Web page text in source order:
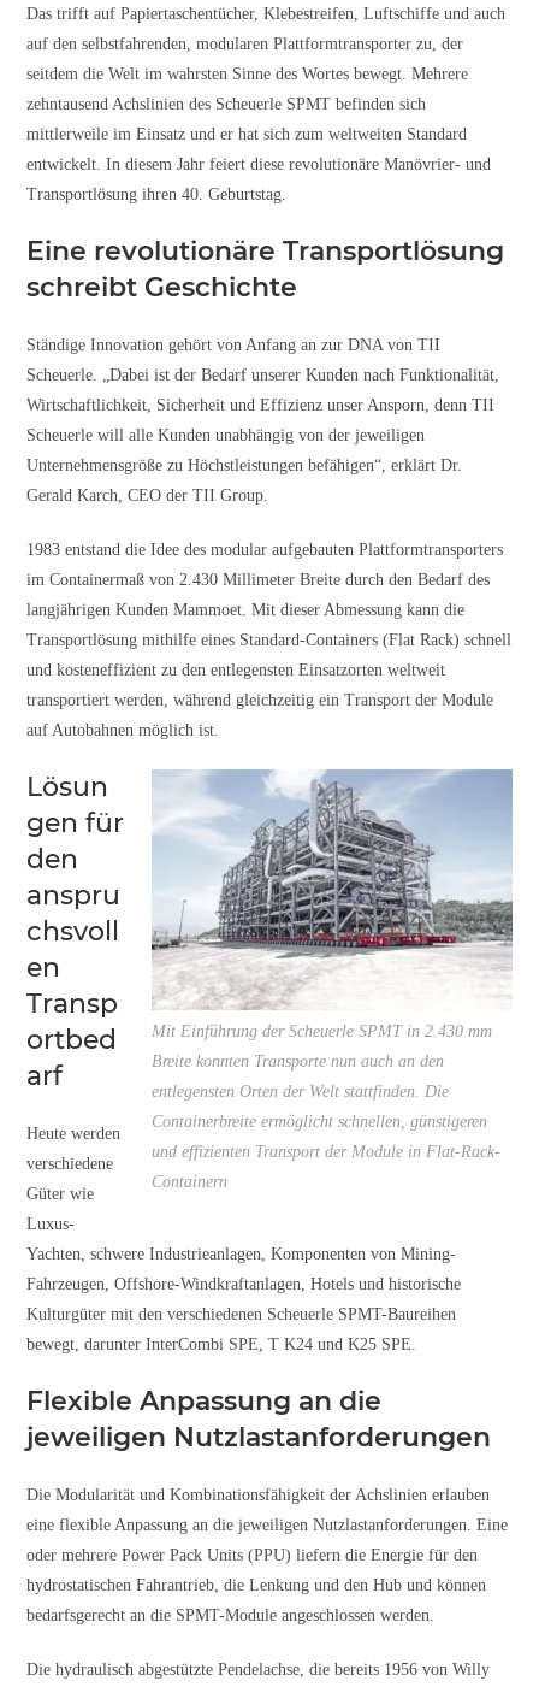
Das trifft auf Papiertaschentücher, Klebestreifen, Luftschiffe und auch
auf den selbstfahrenden, modularen Plattformtransporter zu, der
seitdem die Welt im wahrsten Sinne des Wortes bewegt. Mehrere
zehntausend Achslinien des Scheuerle SPMT befinden sich
mittlerweile im Einsatz und er hat sich zum weltweiten Standard
entwickelt. In diesem Jahr feiert diese revolutionäre Manövrier- und
Transportlösung ihren 40. Geburtstag.
Eine revolutionäre Transportlösung
schreibt Geschichte
Ständige Innovation gehört von Anfang an zur DNA von TII
Scheuerle. „Dabei ist der Bedarf unserer Kunden nach Funktionalität,
Wirtschaftlichkeit, Sicherheit und Effizienz unser Ansporn, denn TII
Scheuerle will alle Kunden unabhängig von der jeweiligen
Unternehmensgröße zu Höchstleistungen befähigen“, erklärt Dr.
Gerald Karch, CEO der TII Group.
1983 entstand die Idee des modular aufgebauten Plattformtransporters
im Containermaß von 2.430 Millimeter Breite durch den Bedarf des
langjährigen Kunden Mammoet. Mit dieser Abmessung kann die
Transportlösung mithilfe eines Standard-Containers (Flat Rack) schnell
und kosteneffizient zu den entlegensten Einsatzorten weltweit
transportiert werden, während gleichzeitig ein Transport der Module
auf Autobahnen möglich ist.
Mit Einführung der Scheuerle SPMT in 2.430 mm
Breite konnten Transporte nun auch an den
entlegensten Orten der Welt stattfinden. Die
Containerbreite ermöglicht schnellen, günstigeren
und effizienten Transport der Module in Flat-Rack-
Containern
Lösun
gen für
den
anspru
chsvoll
en
Transp
ortbed
arf
Heute werden
verschiedene
Güter wie
Luxus-
Yachten, schwere Industrieanlagen, Komponenten von Mining-
Fahrzeugen, Offshore-Windkraftanlagen, Hotels und historische
Kulturgüter mit den verschiedenen Scheuerle SPMT-Baureihen
bewegt, darunter InterCombi SPE, T K24 und K25 SPE.
Flexible Anpassung an die
jeweiligen Nutzlastanforderungen
Die Modularität und Kombinationsfähigkeit der Achslinien erlauben
eine flexible Anpassung an die jeweiligen Nutzlastanforderungen. Eine
oder mehrere Power Pack Units (PPU) liefern die Energie für den
hydrostatischen Fahrantrieb, die Lenkung und den Hub und können
bedarfsgerecht an die SPMT-Module angeschlossen werden.
Die hydraulisch abgestützte Pendelachse, die bereits 1956 von Willy